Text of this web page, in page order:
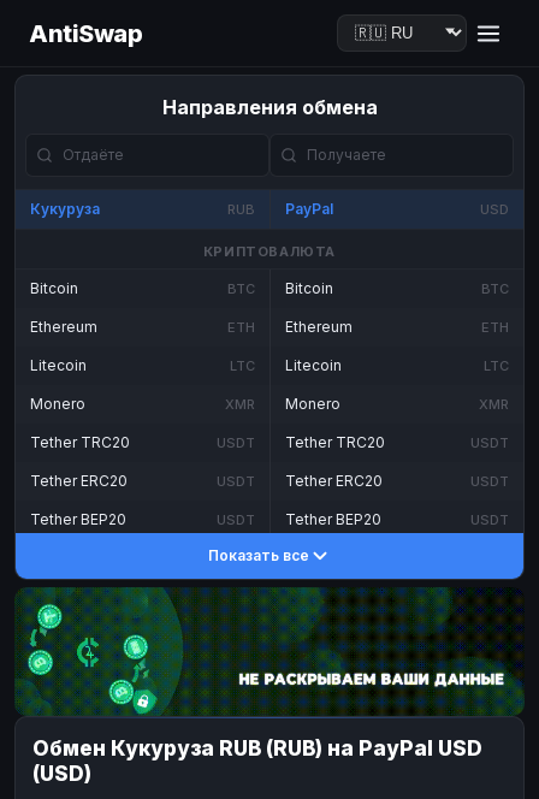
AntiSwap
Направления обмена
Кукуруза RUB PayPal USD
КРИПТОВАЛЮТА
Bitcoin BTC
Ethereum ETH
Litecoin LTC
Monero XMR
Tether TRC20 USDT
Tether ERC20 USDT
Tether BEP20 USDT
DASH
Toncoin TON
Dogecoin DOGE
TRX TRON
Bitcoin Cash BCH
BinanceCoin BEP20
Ether Classic
Bitcoin BTC
Ethereum ETH
Litecoin LTC
Monero XMR
Tether TRC20 USDT
Tether ERC20 USDT
Tether BEP20 USDT
DASH
Toncoin TON
Dogecoin DOGE
TRX TRON
Bitcoin Cash BCH
BinanceCoin BEP20
Показать все
Обмен Кукуруза RUB (RUB) на PayPal USD
(USD)